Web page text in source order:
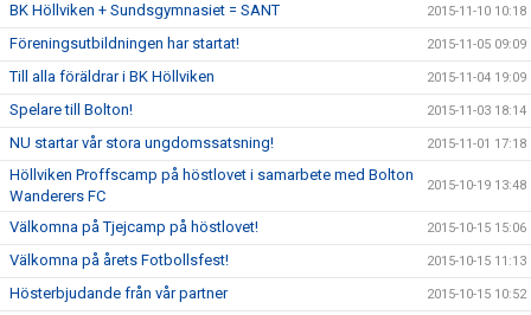
BK Höllviken + Sundsgymnasiet = SANT 2015-11-10 10:18
Föreningsutbildningen har startat! 2015-11-05 09:09
Till alla föräldrar i BK Höllviken 2015-11-04 19:09
Spelare till Bolton! 2015-11-03 18:14
NU startar vår stora ungdomssatsning! 2015-11-01 17:18
Höllviken Proffscamp på höstlovet i samarbete med Bolton
Wanderers FC
2015-10-19 13:48
Välkomna på Tjejcamp på höstlovet! 2015-10-15 15:06
Välkomna på årets Fotbollsfest! 2015-10-15 11:13
Hösterbjudande från vår partner 2015-10-15 10:52